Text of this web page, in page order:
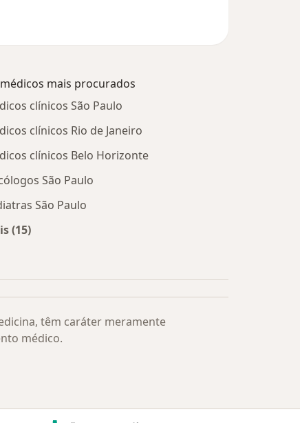
mais procurados
clínicos São Paulo
clínicos Rio de Janeiro
clínicos Belo Horizonte
São Paulo
São Paulo
(15)
têm caráter meramente
médico.